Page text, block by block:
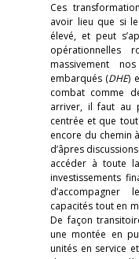
Ces
avoir lieu que si
élevé, et peut
opérationnelles
massivement
embarqués (DHE)
combat comme
arriver, il faut au
centrée et que
encore du chemin
d’âpres
accéder à toute
investissements
capacités tout en
De façon
une montée en
unités en service